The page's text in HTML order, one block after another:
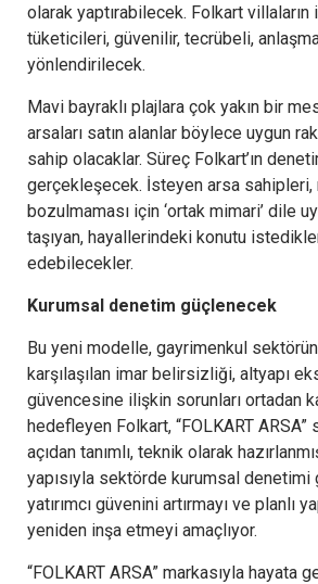
olarak yaptırabilecek. Folkart villaların
tüketicileri, güvenilir, tecrübeli,
yönlendirilecek.
Mavi bayraklı plajlara çok yakın bir
arsaları satın alanlar böylece uygun
sahip olacaklar. Süreç Folkart’ın
gerçekleşecek. İsteyen arsa sahipleri,
bozulmaması için ‘ortak mimari’ dile
taşıyan, hayallerindeki konutu
edebilecekler.
Kurumsal denetim güçlenecek
Bu yeni modelle, gayrimenkul
karşılaşılan imar belirsizliği, altyapı
güvencesine ilişkin sorunları ortadan
hedefleyen Folkart, “FOLKART
açıdan tanımlı, teknik olarak
yapısıyla sektörde kurumsal denetimi
yatırımcı güvenini artırmayı ve planlı
yeniden inşa etmeyi amaçlıyor.
“FOLKART ARSA” markasıyla hayata